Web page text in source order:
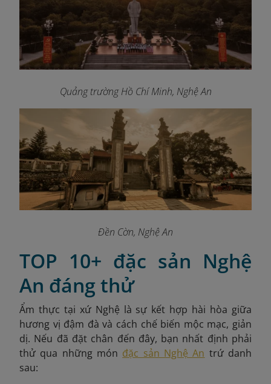
Quảng trường Hồ Chí Minh, Nghệ An
Đền Cờn, Nghệ An
TOP 10+ đặc sản Nghệ
An đáng thử
Ẩm thực tại xứ Nghệ là sự kết hợp hài hòa giữa
hương vị đậm đà và cách chế biến mộc mạc, giản
dị. Nếu đã đặt chân đến đây, bạn nhất định phải
thử qua những món đặc sản Nghệ An trứ danh
sau: